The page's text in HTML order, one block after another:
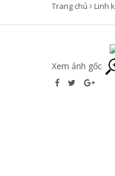
Trang chủ Linh
Xem ảnh gốc